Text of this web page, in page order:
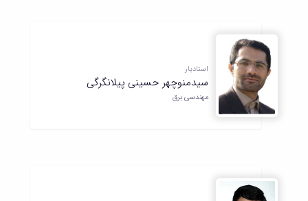
استادیار
سیدمنوچهر حسینی پیلانگرگی
مهندسی برق